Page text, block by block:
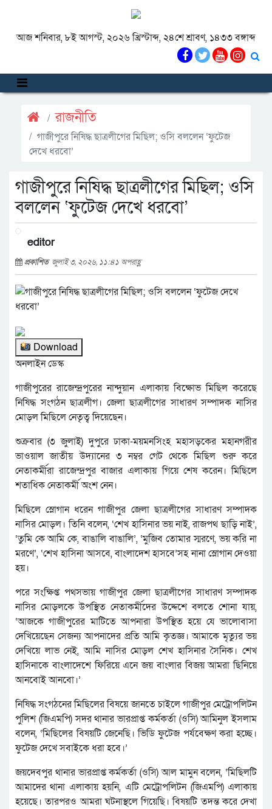
আজ শনিবার, ৮ই আগস্ট, ২০২৬ খ্রিস্টাব্দ, ২৪শে শ্রাবণ, ১৪৩৩ বঙ্গাব্দ
রাজনীতি
গাজীপুরে নিষিদ্ধ ছাত্রলীগের মিছিল; ওসি বললেন ‘ফুটেজ
দেখে ধরবো’
গাজীপুরে নিষিদ্ধ ছাত্রলীগের মিছিল; ওসি
বললেন ‘ফুটেজ দেখে ধরবো’
editor
প্রকাশিত জুলাই ৩, ২০২৬, ১১:৪১ অপরাহ্ণ
Download
অনলাইন ডেস্ক
গাজীপুরের রাজেন্দ্রপুরের নান্দুয়ান এলাকায় বিক্ষোভ মিছিল করেছে
নিষিদ্ধ সংগঠন ছাত্রলীগ। জেলা ছাত্রলীগের সাধারণ সম্পাদক নাসির
মোড়ল মিছিলে নেতৃত্ব দিয়েছেন।
শুক্রবার (৩ জুলাই) দুপুরে ঢাকা-ময়মনসিংহ মহাসড়কের মহানগরীর
ভাওয়াল জাতীয় উদ্যানের ৩ নম্বর গেট থেকে মিছিল শুরু করে
নেতাকর্মীরা রাজেন্দ্রপুর বাজার এলাকায় গিয়ে শেষ করেন। মিছিলে
শতাধিক নেতাকর্মী অংশ নেন।
মিছিলে স্লোগান ধরেন গাজীপুর জেলা ছাত্রলীগের সাধারণ সম্পাদক
নাসির মোড়ল। তিনি বলেন, ‘শেখ হাসিনার ভয় নাই, রাজপথ ছাড়ি নাই’,
‘তুমি কে আমি কে, বাঙালি বাঙালি’, ‘মুজিব তোমার স্মরণে, ভয় করি না
মরণে’, ‘শেখ হাসিনা আসবে, বাংলাদেশ হাসবে’সহ নানা স্লোগান দেওয়া
হয়।
পরে সংক্ষিপ্ত পথসভায় গাজীপুর জেলা ছাত্রলীগের সাধারণ সম্পাদক
নাসির মোড়লকে উপস্থিত নেতাকর্মীদের উদ্দেশে বলতে শোনা যায়,
‘আজকে গাজীপুরের মাটিতে আপনারা উপস্থিত হয়ে যে ভালোবাসা
দেখিয়েছেন সেজন্য আপনাদের প্রতি আমি কৃতজ্ঞ। আমাকে মৃত্যুর ভয়
দেখিয়ে লাভ নেই, আমি নাসির মোড়ল শেখ হাসিনার সৈনিক। শেখ
হাসিনাকে বাংলাদেশে ফিরিয়ে এনে জয় বাংলার বিজয় আমরা ছিনিয়ে
আনবোই আনবো।’
নিষিদ্ধ সংগঠনের মিছিলের বিষয়ে জানতে চাইলে গাজীপুর মেট্রোপলিটন
পুলিশ (জিএমপি) সদর থানার ভারপ্রাপ্ত কর্মকর্তা (ওসি) আমিনুল ইসলাম
বলেন, ‘মিছিলের বিষয়টি জেনেছি। ভিডি ফুটেজ পর্যবেক্ষণ করা হচ্ছে।
ফুটেজ দেখে সবাইকে ধরা হবে।’
জয়দেবপুর থানার ভারপ্রাপ্ত কর্মকর্তা (ওসি) আল মামুন বলেন, ‘মিছিলটি
আমাদের থানা এলাকায় হয়নি, এটি মেট্রোপলিটন (জিএমপি) এলাকায়
হয়েছে। তারপরও আমরা ঘটনাস্থলে গিয়েছি। বিষয়টি তদন্ত করে দেখা